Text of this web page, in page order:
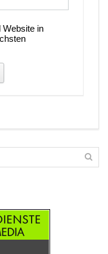
Website in